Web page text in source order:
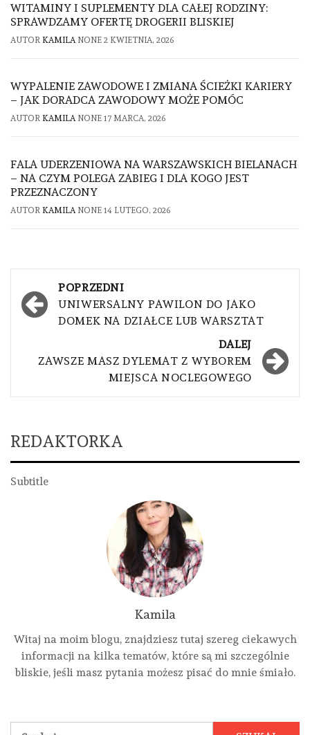
WITAMINY I SUPLEMENTY DLA CAŁEJ RODZINY:
SPRAWDZAMY OFERTĘ DROGERII BLISKIEJ
AUTOR KAMILA NONE 2 KWIETNIA, 2026
WYPALENIE ZAWODOWE I ZMIANA ŚCIEŻKI KARIERY
– JAK DORADCA ZAWODOWY MOŻE POMÓC
AUTOR KAMILA NONE 17 MARCA, 2026
FALA UDERZENIOWA NA WARSZAWSKICH BIELANACH
– NA CZYM POLEGA ZABIEG I DLA KOGO JEST
PRZEZNACZONY
AUTOR KAMILA NONE 14 LUTEGO, 2026
Nawigacja
wpisu
POPRZEDNI
UNIWERSALNY PAWILON DO JAKO
DOMEK NA DZIAŁCE LUB WARSZTAT
DALEJ
ZAWSZE MASZ DYLEMAT Z WYBOREM
MIEJSCA NOCLEGOWEGO
REDAKTORKA
Subtitle
Kamila
Witaj na moim blogu, znajdziesz tutaj szereg ciekawych
informacji na kilka tematów, które są mi szczególnie
bliskie, jeśli masz pytania możesz pisać do mnie śmiało.